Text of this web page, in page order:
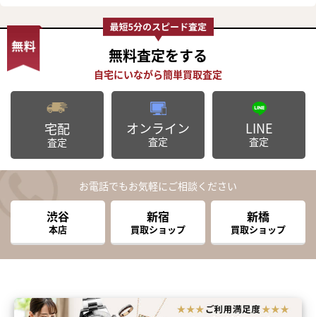
無料査定をする
宅配
査定
オンライン
査定
LINE
査定
お電話でもお気軽にご相談ください
渋谷
本店
新宿
買取ショップ
新橋
買取ショップ